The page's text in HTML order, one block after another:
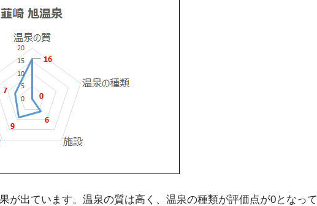
が出ています。温泉の質は高く、温泉の種類が評価点が0となって